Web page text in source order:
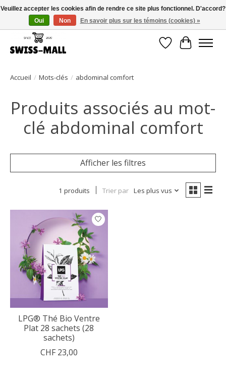
Livraison gratuite dès CHF 250 – livrée avec soin et fiabilité
Liste dePanier
Accueil / Mots-clés / abdominal comfort
Produits associés au mot-
clé abdominal comfort
Afficher les filtres
1 produits Trier par Les plus vus
LPG® Thé Bio Ventre
Plat 28 sachets (28
sachets)
CHF 23,00
Veuillez accepter les cookies afin de rendre ce site plus fonctionnel. D'accord?
Oui
Non En savoir plus sur les témoins (cookies) »